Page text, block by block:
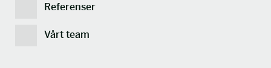
Referenser
Vårt team